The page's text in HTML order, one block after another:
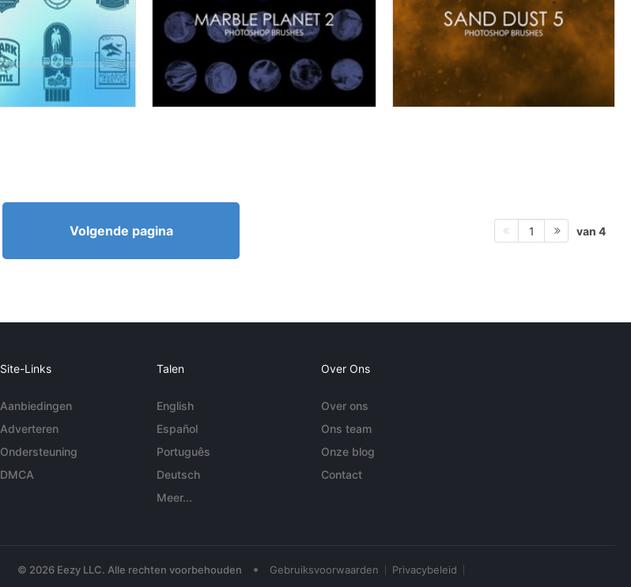
Volgende pagina 1 van 4
Site-Links
Aanbiedingen
Adverteren
Ondersteuning
DMCA
Talen
English
Español
Português
Deutsch
Meer...
Over Ons
Over ons
Ons team
Onze blog
Contact
© 2026 Eezy LLC. Alle rechten voorbehouden • Gebruiksvoorwaarden Privacybeleid